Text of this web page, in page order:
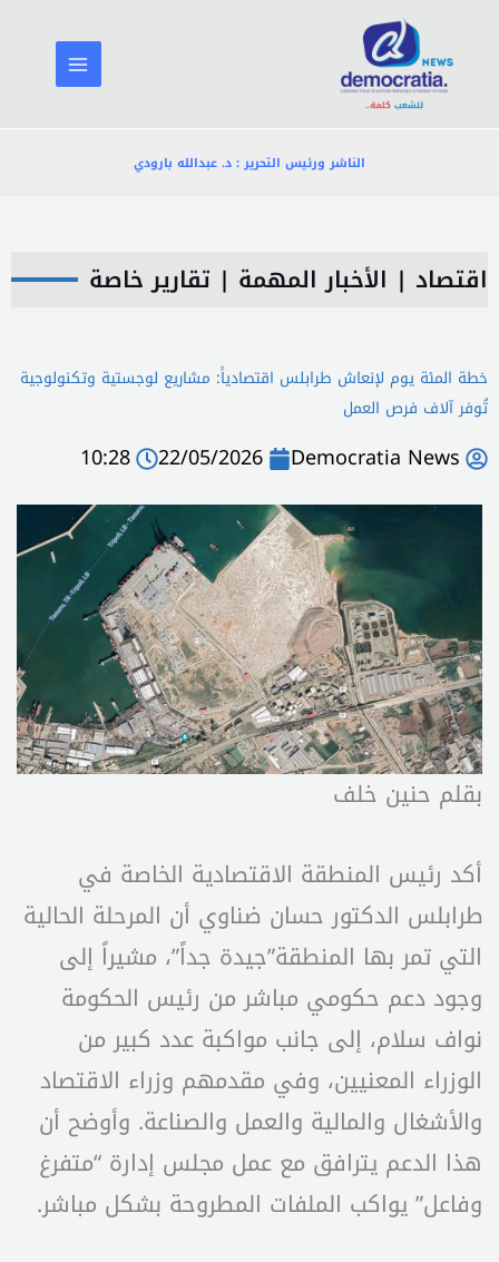
المحتوى
الناشر ورئيس التحرير : د. عبدالله بارودي
اقتصاد | الأخبار المهمة | تقارير خاصة
خطة المئة يوم لإنعاش طرابلس اقتصادياً: مشاريع لوجستية وتكنولوجية
تُوفر آلاف فرص العمل
Democratia News
22/05/2026
10:28
بقلم حنين خلف
أكد رئيس المنطقة الاقتصادية الخاصة في
طرابلس الدكتور حسان ضناوي أن المرحلة الحالية
التي تمر بها المنطقة”جيدة جداً”، مشيراً إلى
وجود دعم حكومي مباشر من رئيس الحكومة
نواف سلام، إلى جانب مواكبة عدد كبير من
الوزراء المعنيين، وفي مقدمهم وزراء الاقتصاد
والأشغال والمالية والعمل والصناعة. وأوضح أن
هذا الدعم يترافق مع عمل مجلس إدارة “متفرغ
وفاعل” يواكب الملفات المطروحة بشكل مباشر.